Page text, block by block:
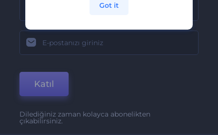
Katıl
Dilediğiniz zaman kolayca abonelikten
çıkabilirsiniz.
Got it